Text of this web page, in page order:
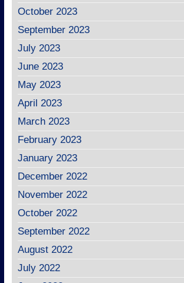
October 2023
September 2023
July 2023
June 2023
May 2023
April 2023
March 2023
February 2023
January 2023
December 2022
November 2022
October 2022
September 2022
August 2022
July 2022